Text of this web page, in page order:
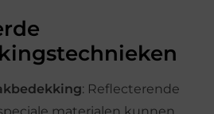
: Reflecterende